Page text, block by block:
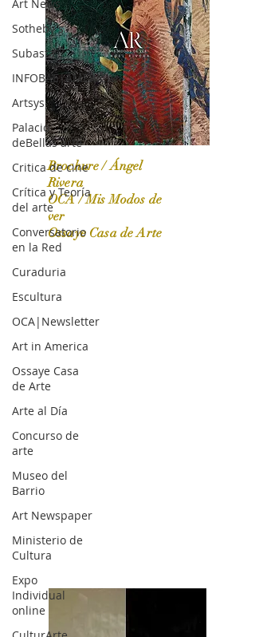
Art News
Sotheby's
Subasta
INFOBAE|AMERICA
Artsys
Palacio
deBellas arte
Critica de cine
Crítica y Teoría
del arte
Conversatorio
en la Red
Curaduria
Escultura
OCA|Newsletter
Art in America
Ossaye Casa
de Arte
Arte al Día
Concurso de
arte
Museo del
Barrio
Art Newspaper
Ministerio de
Cultura
Expo
Individual
online
OCA|News 31 / Marzo-Abril / 2024
Brochure / Ángel
Rivera
OCA / Mis Modos de
ver
Ossaye Casa de Arte